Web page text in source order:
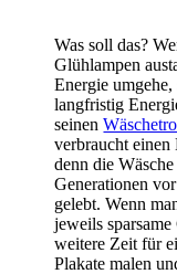
Was soll das?
Glühlampen
Energie umgehe,
langfristig
seinen
verbraucht
denn die
Generationen
gelebt. Wenn
jeweils
weitere Zeit für
Plakate malen